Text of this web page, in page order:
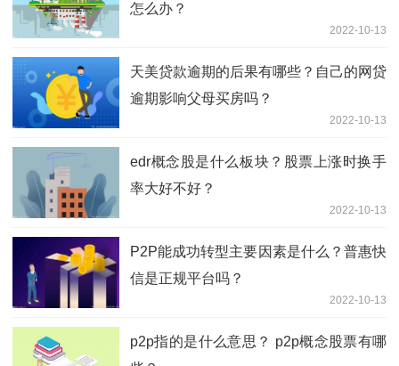
怎么办？
2022-10-13
天美贷款逾期的后果有哪些？自己的网贷
逾期影响父母买房吗？
2022-10-13
edr概念股是什么板块？股票上涨时换手
率大好不好？
2022-10-13
P2P能成功转型主要因素是什么？普惠快
信是正规平台吗？
2022-10-13
p2p指的是什么意思？ p2p概念股票有哪